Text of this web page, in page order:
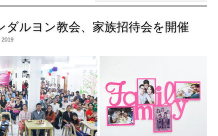
ダルヨン教会、家族招待会を開催
2019